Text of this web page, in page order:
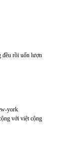
đều rồi uốn lượn
york
với việt cộng